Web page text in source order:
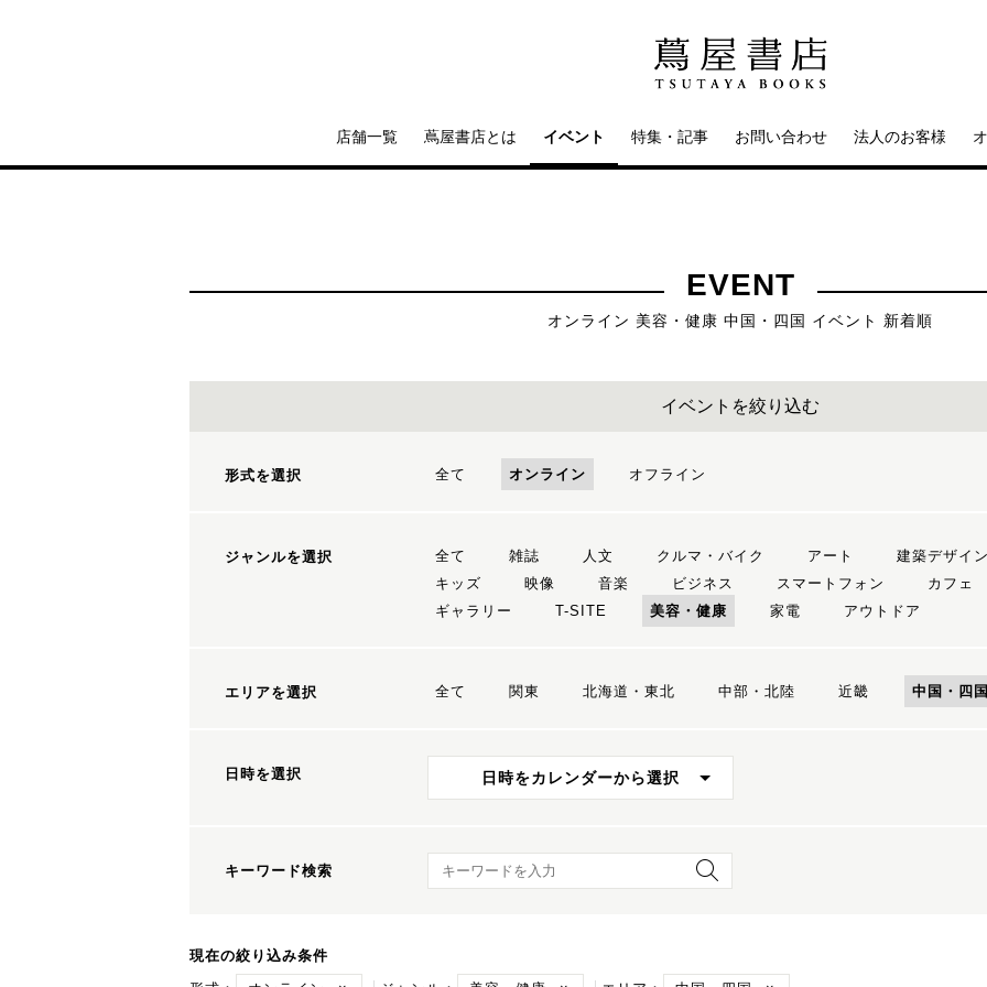
店舗一覧 蔦屋書店とは イベント 特集・記事 お問い合わせ 法人のお客様
EVENT
オンライン 美容・健康 中国・四国 イベント 新着順
イベントを絞り込む
形式を選択 全て オンライン オフライン
ジャンルを選択 全て 雑誌 人文 クルマ・バイク アート 建築デザイン
キッズ
映像 音楽 ビジネス スマートフォン カフェ
ギャラリー
T-SITE 美容・健康 家電 アウトドア
エリアを選択 全て 関東 北海道・東北 中部・北陸 近畿 中国・四国
日時を選択 日時をカレンダーから選択
キーワード検索 キーワード検索
現在の絞り込み条件